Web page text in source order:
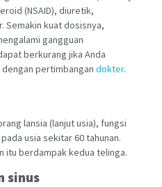
(NSAID), diuretik,
Semakin kuat dosisnya,
gangguan
berkurang jika Anda
pertimbangan dokter.
lansia (lanjut usia), fungsi
usia sekitar 60 tahunan.
itu berdampak kedua telinga.
sinus